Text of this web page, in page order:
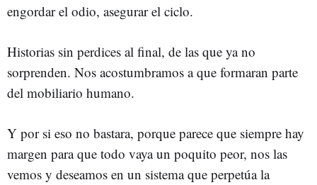
engordar el odio, asegurar el ciclo.
Historias sin perdices al final, de las que ya no
sorprenden. Nos acostumbramos a que formaran parte
del mobiliario humano.
Y por si eso no bastara, porque parece que siempre hay
margen para que todo vaya un poquito peor, nos las
vemos y deseamos en un sistema que perpetúa la